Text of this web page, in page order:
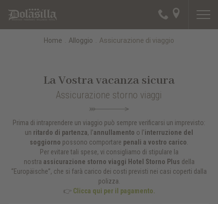
Home Alloggio Assicurazione di viaggio
La Vostra vacanza sicura
Assicurazione storno viaggi
Prima di intraprendere un viaggio può sempre verificarsi un imprevisto:
un ritardo di partenza, l’annullamento o l’interruzione del
soggiorno possono comportare penali a vostro carico.
Per evitare tali spese, vi consigliamo di stipulare la
nostra assicurazione storno viaggi Hotel Storno Plus della
“Europäische”, che si farà carico dei costi previsti nei casi coperti dalla
polizza.
👉 Clicca qui per il pagamento.